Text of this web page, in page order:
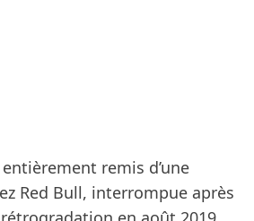
entièrement remis d’une
Red Bull, interrompue après